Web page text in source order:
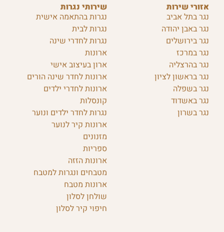
שירותי נגרות
נגרות בהתאמה אישית
נגרות לבית
נגרות לחדרי שינה
ארונות
ארון בעיצוב אישי
ארונות לחדר שינה הורים
ארונות לחדרי ילדים
קונסלות
נגרות לחדר ילדים ונוער
ארונות קיר לנוער
מזנונים
ספריות
ארונות הזזה
מטבחים ונגרות למטבח
ארונות מטבח
שולחן לסלון
חיפוי קיר לסלון
אזורי שירות
נגר בתל אביב
נגר באבן יהודה
נגר בירושלים
נגר במרכז
נגר בהרצליה
נגר בראשון לציון
נגר בשפלה
נגר באשדוד
נגר בשרון